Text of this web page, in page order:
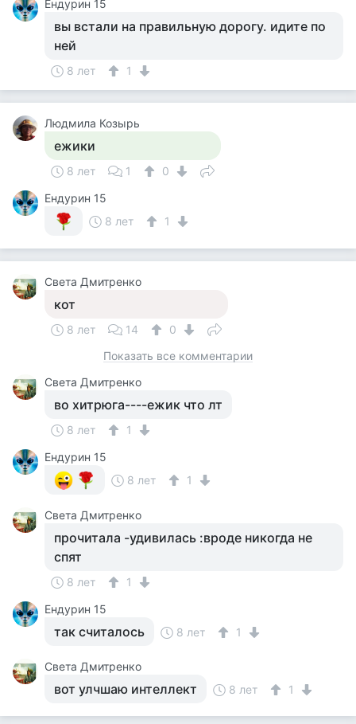
Ендурин 15
вы встали на правильную дорогу. идите по
ней
8 лет 1
Людмила Козырь
ежики
8 лет 1
0
Ендурин 15
8 лет
1
Света Дмитренко
кот
8 лет 14
0
Показать все комментарии
Света Дмитренко
во хитрюга----ежик что лт
8 лет
1
Ендурин 15
8 лет
1
Света Дмитренко
прочитала -удивилась :вроде никогда не
спят
8 лет
1
Ендурин 15
так считалось 8 лет 1
Света Дмитренко
вот улчшаю интеллект 8 лет 1